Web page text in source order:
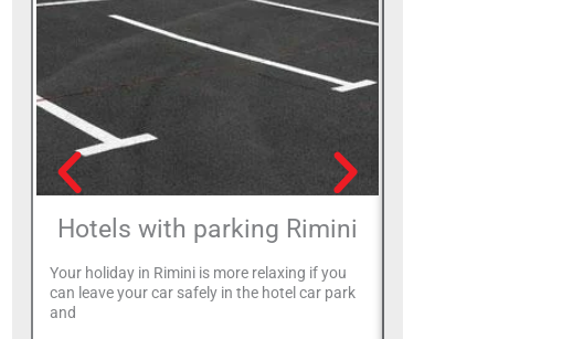
Hotels with parking Rimini
Your holiday in Rimini is more relaxing if you
can leave your car safely in the hotel car park
and